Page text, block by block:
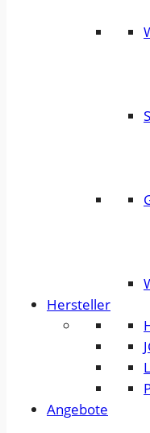
Hersteller
Angebote